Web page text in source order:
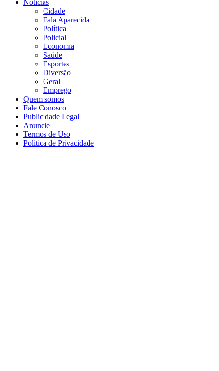
Notícias
Cidade
Fala Aparecida
Política
Policial
Economia
Saúde
Esportes
Diversão
Geral
Emprego
Quem somos
Fale Conosco
Publicidade Legal
Anuncie
Termos de Uso
Politica de Privacidade